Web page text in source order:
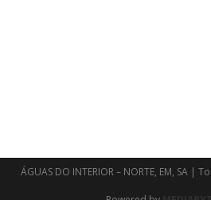
ÁGUAS DO INTERIOR – NORTE, EM, SA |